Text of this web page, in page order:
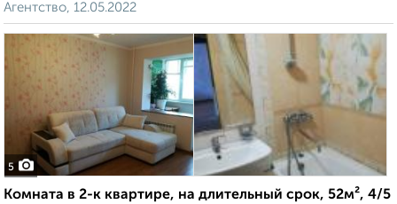
Агентство, 12.05.2022
5
Комната в 2-к квартире, на длительный срок, 52м², 4/5